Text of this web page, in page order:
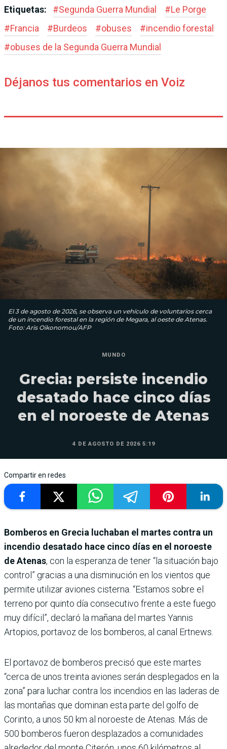
Etiquetas: #Segunda Guerra Mundial #Le Porge
#Francia #Burdeos #obuses #incendio forestal
#obuses de la Segunda Guerra Mundial
Déjanos tus comentarios en Voiz
El 3 de agosto de 2026, se observa un vehículo de voluntarios cerca
de un incendio forestal en la región de Megara, al oeste de Atenas.
Foto: Aris Oikonomou/AFP
MUNDO
Grecia: persiste incendio
desatado hace cinco días
en el noroeste de Atenas
4 DE AGOSTO DE 2026 5:19
Compartir en redes
Bomberos en Grecia luchaban el martes contra un
incendio desatado hace cinco días en el noroeste
de Atenas, con la esperanza de tener “la situación bajo
control” gracias a una disminución en los vientos que
permite utilizar aviones cisterna. “Estamos sobre el
terreno por quinto día consecutivo frente a este fuego
muy difícil”, declaró la mañana del martes Yannis
Artopios, portavoz de los bomberos, al canal Ertnews.
El portavoz de bomberos precisó que este martes
“cerca de unos treinta aviones serán desplegados en la
zona” para luchar contra los incendios en las laderas de
las montañas que dominan esta parte del golfo de
Corinto, a unos 50 km al noroeste de Atenas. Más de
500 bomberos fueron desplazados a comunidades